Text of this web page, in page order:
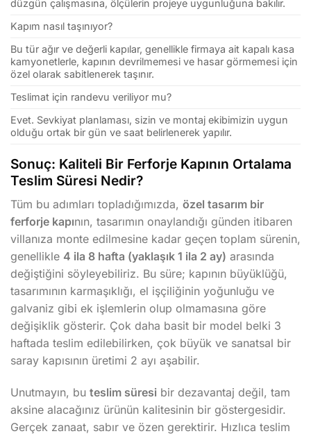
düzgün çalışmasına, ölçülerin projeye uygunluğuna bakılır.
Kapım nasıl taşınıyor?
Bu tür ağır ve değerli kapılar, genellikle firmaya ait kapalı kasa
kamyonetlerle, kapının devrilmemesi ve hasar görmemesi için
özel olarak sabitlenerek taşınır.
Teslimat için randevu veriliyor mu?
Evet. Sevkiyat planlaması, sizin ve montaj ekibimizin uygun
olduğu ortak bir gün ve saat belirlenerek yapılır.
Sonuç: Kaliteli Bir Ferforje Kapının Ortalama
Teslim Süresi Nedir?
Tüm bu adımları topladığımızda, özel tasarım bir
ferforje kapının, tasarımın onaylandığı günden itibaren
villanıza monte edilmesine kadar geçen toplam sürenin,
genellikle 4 ila 8 hafta (yaklaşık 1 ila 2 ay) arasında
değiştiğini söyleyebiliriz. Bu süre; kapının büyüklüğü,
tasarımının karmaşıklığı, el işçiliğinin yoğunluğu ve
galvaniz gibi ek işlemlerin olup olmamasına göre
değişiklik gösterir. Çok daha basit bir model belki 3
haftada teslim edilebilirken, çok büyük ve sanatsal bir
saray kapısının üretimi 2 ayı aşabilir.
Unutmayın, bu teslim süresi bir dezavantaj değil, tam
aksine alacağınız ürünün kalitesinin bir göstergesidir.
Gerçek zanaat, sabır ve özen gerektirir. Hızlıca teslim